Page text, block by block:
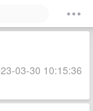
03-30 10:15:36